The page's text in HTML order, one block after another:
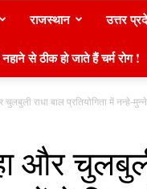
राजस्थान उत्तर
से ठीक हो जाते हैं चर्म रोग !
राधा बाल प्रतियोगिता में नन्हे-
और चुलबुली